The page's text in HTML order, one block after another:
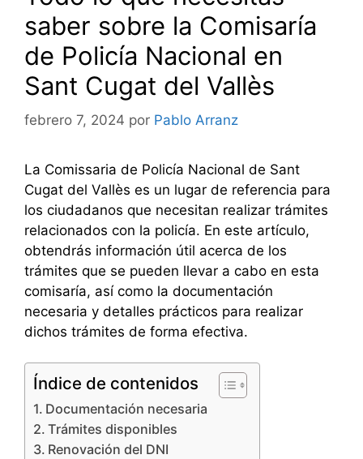
saber sobre la Comisaría
de Policía Nacional en
Sant Cugat del Vallès
febrero 7, 2024 por Pablo Arranz
La Comissaria de Policía Nacional de Sant
Cugat del Vallès es un lugar de referencia para
los ciudadanos que necesitan realizar trámites
relacionados con la policía. En este artículo,
obtendrás información útil acerca de los
trámites que se pueden llevar a cabo en esta
comisaría, así como la documentación
necesaria y detalles prácticos para realizar
dichos trámites de forma efectiva.
Índice de contenidos
Documentación necesaria
Trámites disponibles
Renovación del DNI